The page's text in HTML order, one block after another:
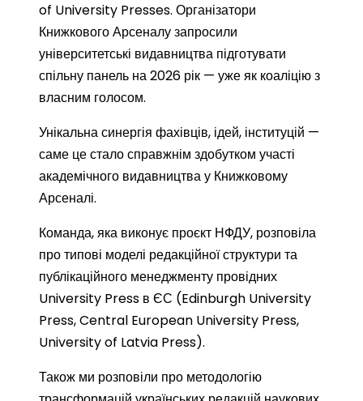
of University Presses. Організатори
Книжкового Арсеналу запросили
університетські видавництва підготувати
спільну панель на 2026 рік — уже як коаліцію з
власним голосом.
Унікальна синергія фахівців, ідей, інституцій —
саме це стало справжнім здобутком участі
академічного видавництва у Книжковому
Арсеналі.
Команда, яка виконує проєкт НФДУ, розповіла
про типові моделі редакційної структури та
публікаційного менеджменту провідних
University Press в ЄС (Edinburgh University
Press, Central European University Press,
University of Latvia Press).
Також ми розповіли про методологію